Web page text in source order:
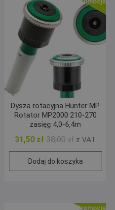
Dysza rotacyjna Hunter MP
Rotator MP2000 210-270
zasięg 4,0-6,4m
38,00zł Pierwotna
cena
wynosiła:
38,00 zł.
31,50 zł
Aktualna
cena
wynosi:
31,50 zł.
z VAT
Dodaj do koszyka
Promocja!